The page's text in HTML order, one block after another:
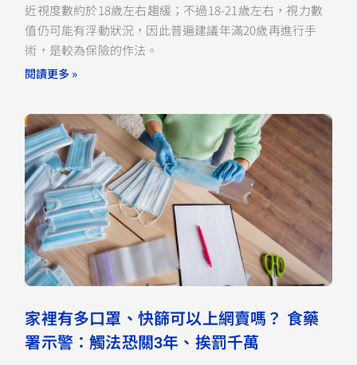
近視度數約於18歲左右趨緩；不過18-21歲左右，視力數
值仍可能有浮動狀況，因此普遍建議年滿20歲再進行手
術，是較為保險的作法。
閱讀更多 »
家裡有多口罩、快篩可以上網賣嗎？ 食藥
署示警：觸法恐關3年、挨罰千萬